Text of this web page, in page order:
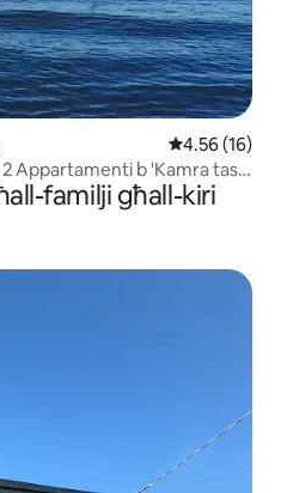
Rating
4.56 (16)
2 Appartamenti b 'Kamra tas-
familji għall-kiri